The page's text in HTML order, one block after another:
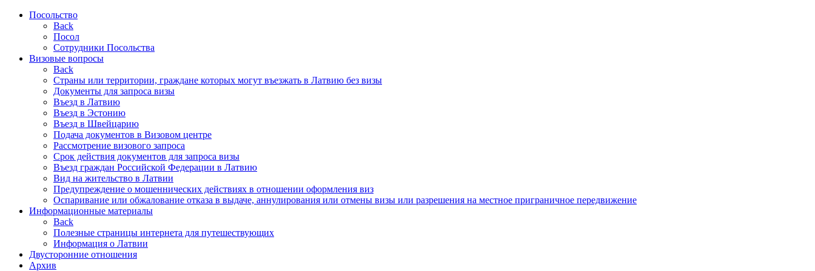
Посольство
Back
Посол
Сотрудники Посольства
Визовые вопросы
Back
Страны или территории, граждане которых могут въезжать в Латвию без визы
Документы для запроса визы
Въезд в Латвию
Въезд в Эстонию
Въезд в Швейцарию
Подача документов в Визовом центре
Рассмотрение визового запроса
Срок действия документов для запроса визы
Въезд граждан Российской Федерации в Латвию
Вид на жительство в Латвии
Предупреждение о мошеннических действиях в отношении оформления виз
Оспаривание или обжалование отказа в выдаче, аннулирования или отмены визы или разрешения на местное приграничное передвижение
Информационные материалы
Back
Полезные страницы интернета для путешествующих
Информация о Латвии
Двусторонние отношения
Aрхив